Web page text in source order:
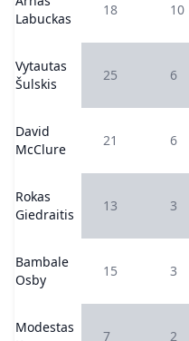
Labuckas
18 10
Vytautas
Šulskis
25 6
David
McClure
21 6
Rokas
Giedraitis
13 3
Bambale
Osby
15 3
Modestas
7 2